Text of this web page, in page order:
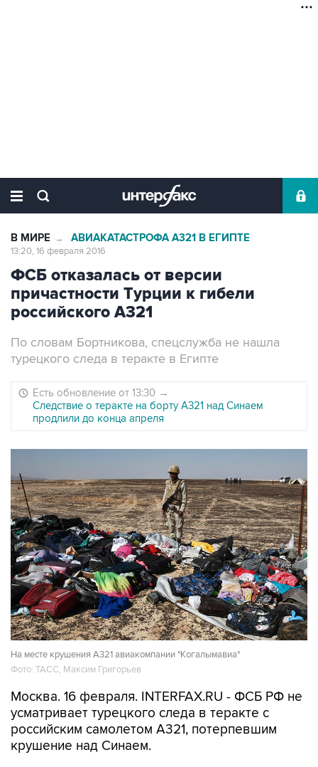
В МИРЕ → АВИАКАТАСТРОФА А321 В ЕГИПТЕ
13:20, 16 февраля 2016
ФСБ отказалась от версии
причастности Турции к гибели
российского А321
По словам Бортникова, спецслужба не нашла
турецкого следа в теракте в Египте
Есть обновление от 13:30 →
Следствие о теракте на борту А321 над Синаем
продлили до конца апреля
На месте крушения А321 авиакомпании "Когалымавиа"
Фото: ТАСС, Максим Григорьев
Москва. 16 февраля. INTERFAX.RU - ФСБ РФ не
усматривает турецкого следа в теракте с
российским самолетом А321, потерпевшим
крушение над Синаем.